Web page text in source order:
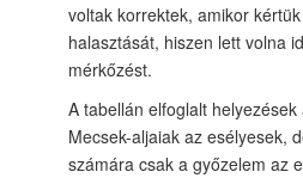
voltak korrektek, amikor
halasztását, hiszen lett volna
mérkőzést.
A tabellán elfoglalt
Mecsek-aljaiak az esélyesek,
számára csak a győzelem az